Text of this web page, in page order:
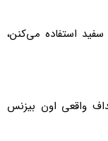
استفاده می‌کنن،
واقعی اون بیزنس